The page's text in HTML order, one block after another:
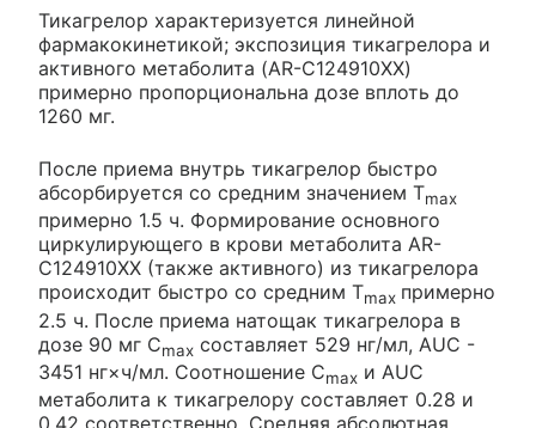
Тикагрелор характеризуется линейной
фармакокинетикой; экспозиция тикагрелора и
активного метаболита (AR-C124910XX)
примерно пропорциональна дозе вплоть до
1260 мг.
После приема внутрь тикагрелор быстро
абсорбируется со средним значением Tmax
примерно 1.5 ч. Формирование основного
циркулирующего в крови метаболита AR-
C124910XX (также активного) из тикагрелора
происходит быстро со средним Tmax примерно
2.5 ч. После приема натощак тикагрелора в
дозе 90 мг Сmax составляет 529 нг/мл, AUC -
3451 нг×ч/мл. Соотношение Сmax и AUC
метаболита к тикагрелору составляет 0.28 и
0.42 соответственно. Средняя абсолютная